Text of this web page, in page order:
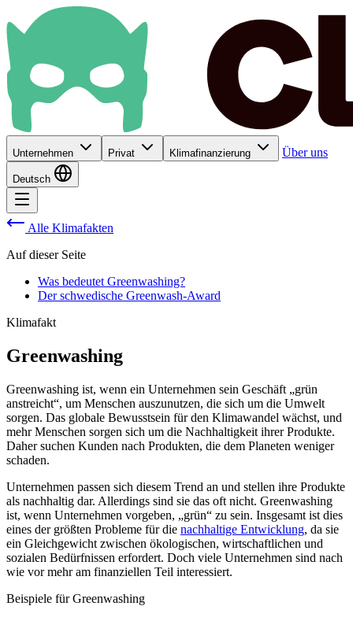
Unternehmen Privat Klimafinanzierung Über uns
Deutsch
Alle Klimafakten
Auf dieser Seite
Was bedeutet Greenwashing?
Der schwedische Greenwash-Award
Klimafakt
Greenwashing
Greenwashing ist, wenn ein Unternehmen sein Geschäft „grün
anstreicht“, um Menschen auszunutzen, die sich um die Umwelt
sorgen. Das globale Bewusstsein für den Klimawandel wächst, und
mehr Menschen sorgen sich um die Nachhaltigkeit ihrer Produkte.
Daher suchen Kunden nach Produkten, die dem Planeten weniger
schaden.
Unternehmen passen sich diesem Trend an und stellen ihre Produkte
als nachhaltig dar. Allerdings sind sie das oft nicht. Greenwashing
ist, wenn Unternehmen vorgeben, „grün“ zu sein. Insgesamt ist dies
eines der größten Probleme für die nachhaltige Entwicklung, da sie
ein Gleichgewicht zwischen ökologischen, wirtschaftlichen und
sozialen Bedürfnissen erfordert. Doch viele Unternehmen sind nach
wie vor mehr am finanziellen Teil interessiert.
Beispiele für Greenwashing